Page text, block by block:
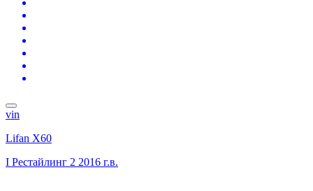
vin
Lifan X60
I Рестайлинг 2 2016 г.в.